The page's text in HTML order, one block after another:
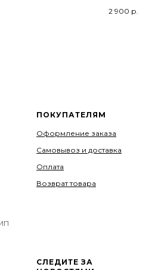
2 900 р.
ПОКУПАТЕЛЯМ
Оформление заказа
Самовывоз и доставка
Оплата
Возврат товара
СЛЕДИТЕ ЗА